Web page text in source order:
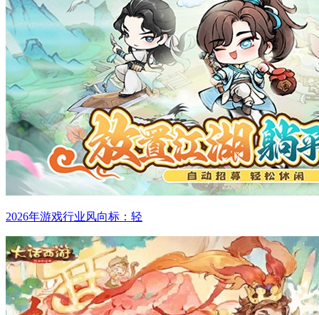
2026年游戏行业风向标：轻